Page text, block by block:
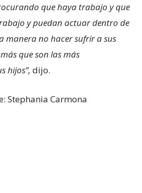
que haya trabajo y que
y puedan actuar dentro de
manera no hacer sufrir a sus
que son las más
hijos”, dijo.
Stephania Carmona